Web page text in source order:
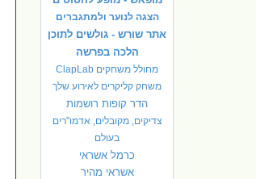
הצגה לנוער ולמתגברים
אתר שורש - גולשים לתוכן
הלכה בפרשה
מחולל משחקים ClapLab
משחק קליקרים לאירוע שלך
הדר קופות רושמות
צדיקים, מקובלים, אדמו"רים
בעולם
כרמל אשראי
אשראי מהיר